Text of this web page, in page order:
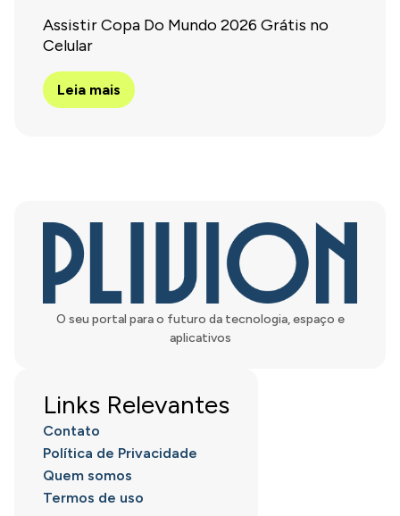
Assistir Copa Do Mundo 2026 Grátis no
Celular
Leia mais
O seu portal para o futuro da tecnologia, espaço e
aplicativos
Links Relevantes
Contato
Política de Privacidade
Quem somos
Termos de uso